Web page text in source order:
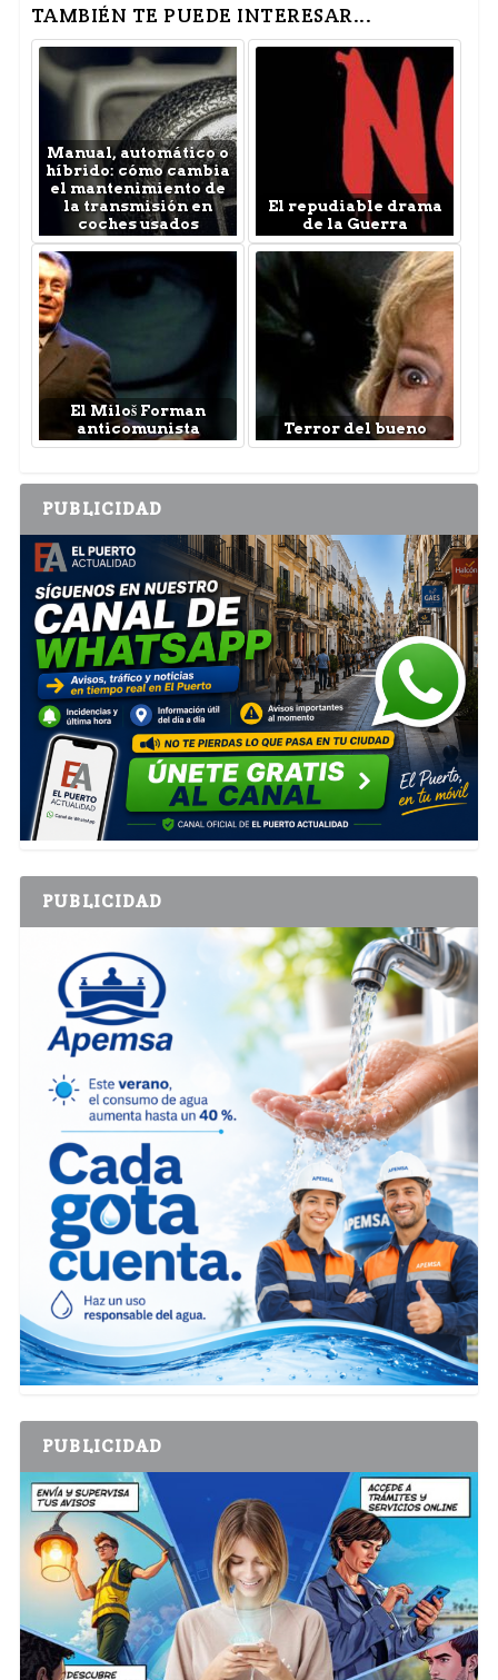
TAMBIÉN TE PUEDE INTERESAR...
Manual, automático o
híbrido: cómo cambia
el mantenimiento de
la transmisión en
coches usados
El repudiable drama
de la Guerra
El Miloš Forman
anticomunista
Terror del bueno
PUBLICIDAD
PUBLICIDAD
PUBLICIDAD